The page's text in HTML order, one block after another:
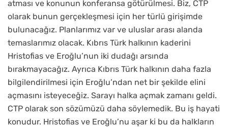
atması ve konunun konferansa götürülmesi. Biz, CTP
olarak bunun gerçekleşmesi için her türlü girişimde
bulunacağız. Planlarımız var ve uluslar arası alanda
temaslarımız olacak. Kıbrıs Türk halkının kaderini
Hristofias ve Eroğlu’nun iki dudağı arsında
bırakmayacağız. Ayrıca Kıbrıs Türk halkının daha fazla
bilgilendirilmesi için Eroğlu’ndan net bir şekilde elini
açmasını isteyeceğiz. Sarayı halka açmak zamanı geldi.
CTP olarak son sözümüzü daha söylemedik. Bu iş hayati
konudur. Hristofias ve Eroğlu’nu aşar ki bu da halkların